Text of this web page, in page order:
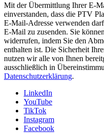
Mit der Übermittlung Ihrer E-
einverstanden, dass die PTV
E-Mail-Adresse verwenden
E-Mail zu zusenden. Sie
widerrufen, indem Sie den
enthalten ist. Die Sicherheit
nutzen wir alle von Ihnen
ausschließlich in
Datenschutzerklärung.
LinkedIn
YouTube
TikTok
Instagram
Facebook